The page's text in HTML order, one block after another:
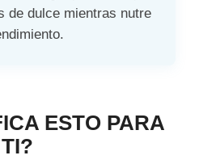
de dulce mientras nutre
ESTO PARA
TI?